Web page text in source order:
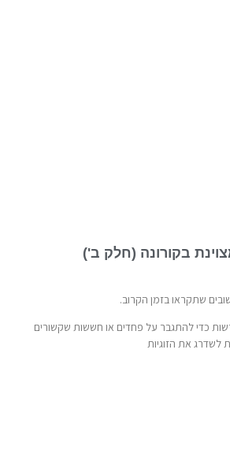
שתקראו בזמן הקרוב.
כדי להתגבר על פחדים או חששות שקשורים
לשדרג את הזוגיות